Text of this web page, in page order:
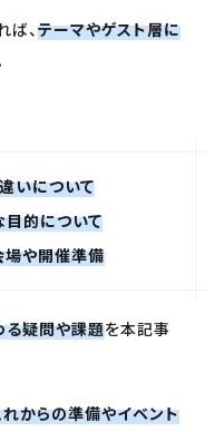
、テーマやゲスト層に
いについて
目的について
場や開催準備
る疑問や課題を本記事
れからの準備やイベント